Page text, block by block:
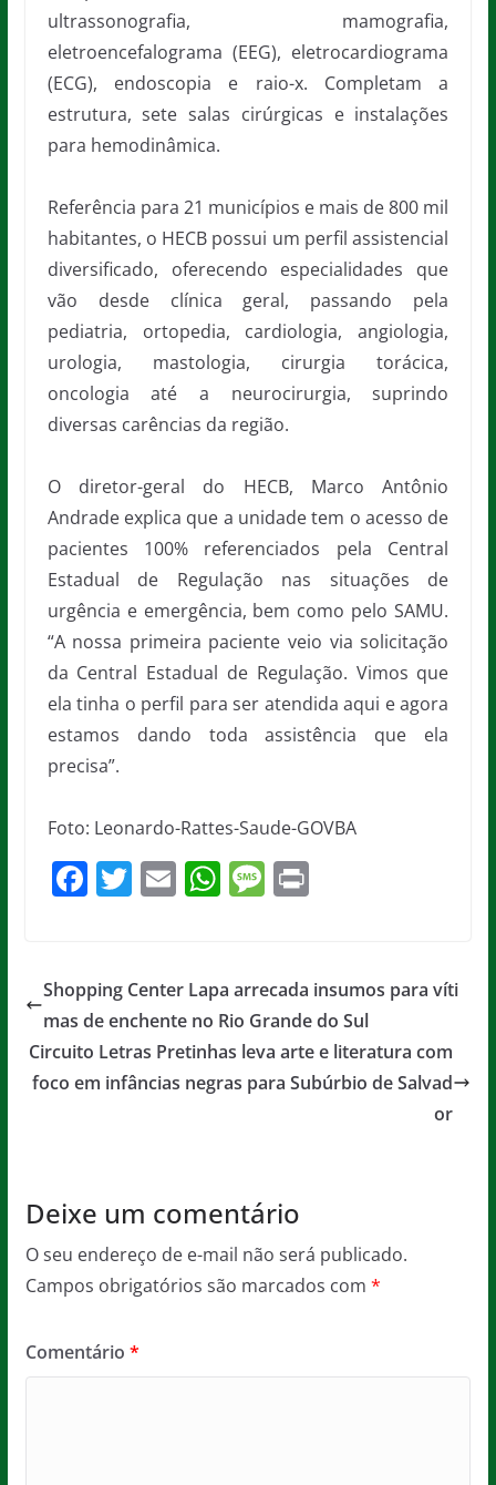
ultrassonografia, mamografia,
eletroencefalograma (EEG), eletrocardiograma
(ECG), endoscopia e raio-x. Completam a
estrutura, sete salas cirúrgicas e instalações
para hemodinâmica.
Referência para 21 municípios e mais de 800 mil
habitantes, o HECB possui um perfil assistencial
diversificado, oferecendo especialidades que
vão desde clínica geral, passando pela
pediatria, ortopedia, cardiologia, angiologia,
urologia, mastologia, cirurgia torácica,
oncologia até a neurocirurgia, suprindo
diversas carências da região.
O diretor-geral do HECB, Marco Antônio
Andrade explica que a unidade tem o acesso de
pacientes 100% referenciados pela Central
Estadual de Regulação nas situações de
urgência e emergência, bem como pelo SAMU.
“A nossa primeira paciente veio via solicitação
da Central Estadual de Regulação. Vimos que
ela tinha o perfil para ser atendida aqui e agora
estamos dando toda assistência que ela
precisa”.
Foto: Leonardo-Rattes-Saude-GOVBA
F
e
b
o
o
T
er
E
l
W
s
A
p
p
M
a
g
e
Pr
Shopping Center Lapa arrecada insumos para víti
mas de enchente no Rio Grande do Sul
Circuito Letras Pretinhas leva arte e literatura com
foco em infâncias negras para Subúrbio de Salvad
or
Deixe um comentário
O seu endereço de e-mail não será publicado.
Campos obrigatórios são marcados com *
Comentário *